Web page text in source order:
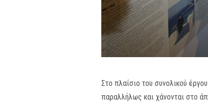
Στο πλαίσιο του συνολικού
παραλλήλως και χάνονται στο